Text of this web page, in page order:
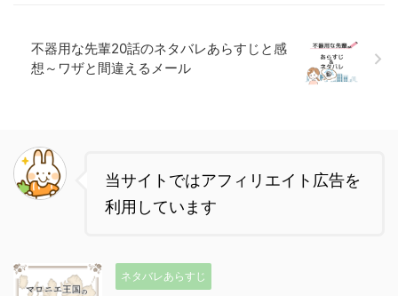
不器用な先輩20話のネタバレあらすじと感
想～ワザと間違えるメール
当サイトではアフィリエイト広告を
利用しています
ネタバレあらすじ